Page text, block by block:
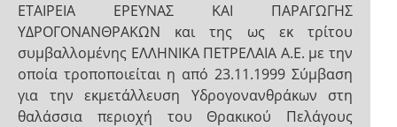
ΕΤΑΙΡΕΙΑ ΕΡΕΥΝΑΣ ΚΑΙ ΠΑΡΑΓΩΓΗΣ
ΥΔΡΟΓΟΝΑΝΘΡΑΚΩΝ και της ως εκ τρίτου
συμβαλλομένης ΕΛΛΗΝΙΚΑ ΠΕΤΡΕΛΑΙΑ Α.Ε. με την
οποία τροποποιείται η από 23.11.1999 Σύμβαση
για την εκμετάλλευση Υδρογονανθράκων στη
θαλάσσια περιοχή του Θρακικού Πελάγους